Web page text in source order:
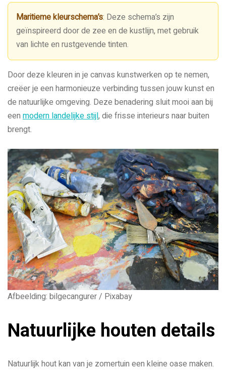
Maritieme kleurschema’s: Deze schema’s zijn
geïnspireerd door de zee en de kustlijn, met gebruik
van lichte en rustgevende tinten.
Door deze kleuren in je canvas kunstwerken op te nemen,
creëer je een harmonieuze verbinding tussen jouw kunst en
de natuurlijke omgeving. Deze benadering sluit mooi aan bij
een modern landelijke stijl, die frisse interieurs naar buiten
brengt.
Afbeelding: bilgecangurer / Pixabay
Natuurlijke houten details
Natuurlijk hout kan van je zomertuin een kleine oase maken.